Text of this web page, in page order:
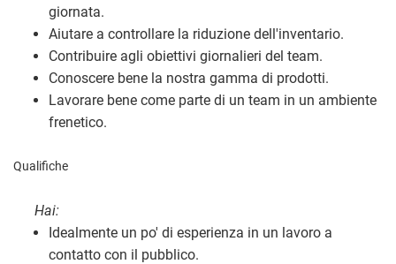
giornata.
Aiutare a controllare la riduzione dell'inventario.
Contribuire agli obiettivi giornalieri del team.
Conoscere bene la nostra gamma di prodotti.
Lavorare bene come parte di un team in un ambiente
frenetico.
Qualifiche
Hai:
Idealmente un po' di esperienza in un lavoro a
contatto con il pubblico.